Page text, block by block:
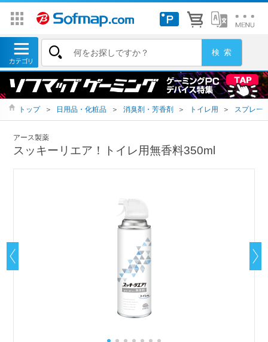
トップ ＞ 日用品・化粧品 ＞ 消臭剤・芳香剤 ＞ トイレ用 ＞ スプレー
アース製薬
スッキーリエア！トイレ用無香料350ml